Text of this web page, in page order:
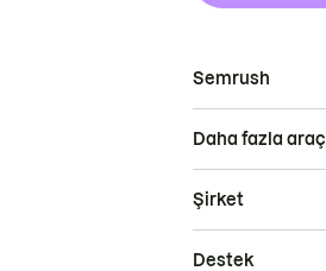
Semrush
Daha fazla araç
Şirket
Destek